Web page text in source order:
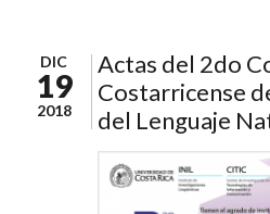
DIC
19
2018
Actas del 2do
Costarricense
del Lenguaje